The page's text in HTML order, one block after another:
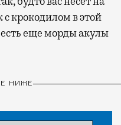
крокодилом в этой
еще морды акулы
НИЖЕ